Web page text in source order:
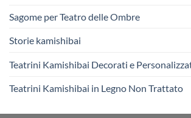
Sagome per Teatro delle Ombre
Storie kamishibai
Teatrini Kamishibai Decorati e
Teatrini Kamishibai in Legno Non Trattato